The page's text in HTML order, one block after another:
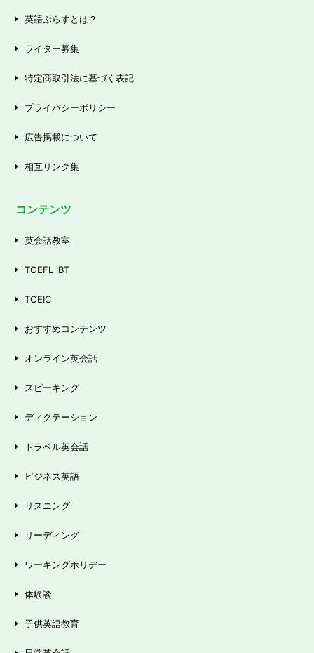
英語ぷらすとは？
ライター募集
特定商取引法に基づく表記
プライバシーポリシー
広告掲載について
相互リンク集
コンテンツ
英会話教室
TOEFL iBT
TOEIC
おすすめコンテンツ
オンライン英会話
スピーキング
ディクテーション
トラベル英会話
ビジネス英語
リスニング
リーディング
ワーキングホリデー
体験談
子供英語教育